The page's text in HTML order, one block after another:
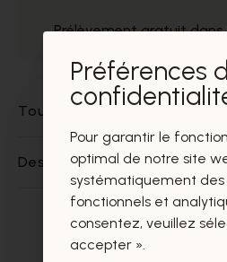
Prélèvement gratuit
Tout sur ce produit
Des questions sur ce
Ces produits
Préférences
Pour garantir le
optimal de notre site
systématiquement des
fonctionnels et
consentez, veuillez
accepter ».